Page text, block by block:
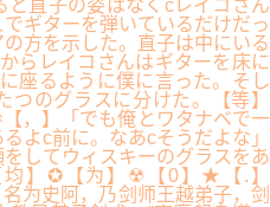
と直子の姿はなくcレイコさん
ギターを弾いているだけだっ
方を示した。直子は中にいる
らレイコさんはギターを床に
座るように僕に言った。そし
つのグラスに分けた。【等】
，】「でも俺とワタナベで一
よc前に。なあcそうだよな」
してウィスキーのグラスをあ
均】✪【为】☢【0】★【.】
史阿，乃剑师王越弟子，剑